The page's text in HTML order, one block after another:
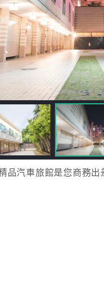
品汽車旅館是您商務出